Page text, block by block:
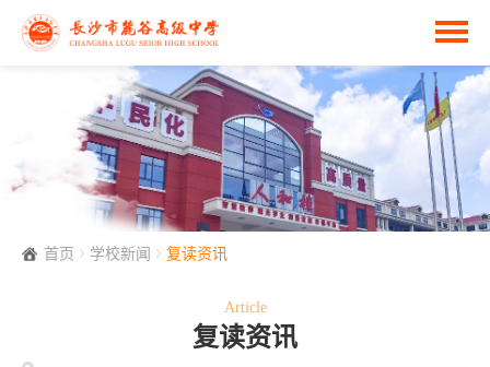
首页 学校新闻 复读资讯
Article
复读资讯